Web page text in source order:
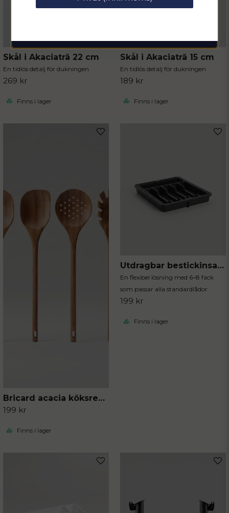
Skål i Akaciaträ 22 cm
En tidlös detalj för dukningen
269 kr
Finns i lager
Skål i Akaciaträ 15 cm
En tidlös detalj för dukningen
189 kr
Finns i lager
Bricard acacia köksredskap 4-delar
199 kr
Finns i lager
Utdragbar bestickinsats svart
En flexibel lösning med 6–8 fack
som passar alla standardlådor.
199 kr
Finns i lager
email